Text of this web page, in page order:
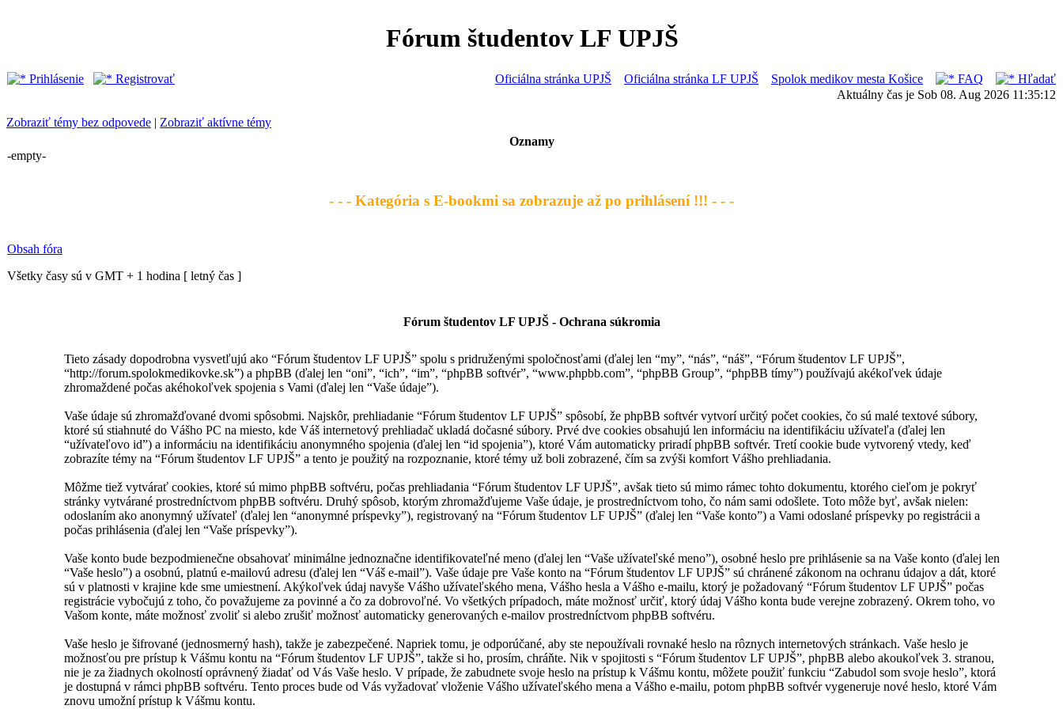
Fórum študentov LF UPJŠ
Prihlásenie Registrovať Oficiálna stránka UPJŠ Oficiálna stránka LF UPJŠ Spolok medikov mesta Košice FAQ
Hľadať
Aktuálny čas je Sob 08. Aug 2026 11:35:12
Zobraziť témy bez odpovede | Zobraziť aktívne témy
Oznamy
-empty-
- - - Kategória s E-bookmi sa zobrazuje až po prihlásení !!! - - -
Obsah fóra
Všetky časy sú v GMT + 1 hodina [ letný čas ]
Fórum študentov LF UPJŠ - Ochrana súkromia
Tieto zásady dopodrobna vysvetľujú ako “Fórum študentov LF UPJŠ” spolu s pridruženými spoločnosťami (ďalej len “my”, “nás”, “náš”, “Fórum študentov LF UPJŠ”,
“http://forum.spolokmedikovke.sk”) a phpBB (ďalej len “oni”, “ich”, “im”, “phpBB softvér”, “www.phpbb.com”, “phpBB Group”, “phpBB tímy”) používajú akékoľvek údaje
zhromaždené počas akéhokoľvek spojenia s Vami (ďalej len “Vaše údaje”).
Vaše údaje sú zhromažďované dvomi spôsobmi. Najskôr, prehliadanie “Fórum študentov LF UPJŠ” spôsobí, že phpBB softvér vytvorí určitý počet cookies, čo sú malé textové súbory,
ktoré sú stiahnuté do Vášho PC na miesto, kde Váš internetový prehliadač ukladá dočasné súbory. Prvé dve cookies obsahujú len informáciu na identifikáciu užívateľa (ďalej len
“užívateľovo id”) a informáciu na identifikáciu anonymného spojenia (ďalej len “id spojenia”), ktoré Vám automaticky priradí phpBB softvér. Tretí cookie bude vytvorený vtedy, keď
zobrazíte témy na “Fórum študentov LF UPJŠ” a tento je použitý na rozpoznanie, ktoré témy už boli zobrazené, čím sa zvýši komfort Vášho prehliadania.
Môžme tiež vytvárať cookies, ktoré sú mimo phpBB softvéru, počas prehliadania “Fórum študentov LF UPJŠ”, avšak tieto sú mimo rámec tohto dokumentu, ktorého cieľom je pokryť
stránky vytvárané prostredníctvom phpBB softvéru. Druhý spôsob, ktorým zhromažďujeme Vaše údaje, je prostredníctvom toho, čo nám sami odošlete. Toto môže byť, avšak nielen:
odoslaním ako anonymný užívateľ (ďalej len “anonymné príspevky”), registrovaný na “Fórum študentov LF UPJŠ” (ďalej len “Vaše konto”) a Vami odoslané príspevky po registrácii a
počas prihlásenia (ďalej len “Vaše príspevky”).
Vaše konto bude bezpodmienečne obsahovať minimálne jednoznačne identifikovateľné meno (ďalej len “Vaše užívateľské meno”), osobné heslo pre prihlásenie sa na Vaše konto (ďalej len
“Vaše heslo”) a osobnú, platnú e-mailovú adresu (ďalej len “Váš e-mail”). Vaše údaje pre Vaše konto na “Fórum študentov LF UPJŠ” sú chránené zákonom na ochranu údajov a dát, ktoré
sú v platnosti v krajine kde sme umiestnení. Akýkoľvek údaj navyše Vášho užívateľského mena, Vášho hesla a Vášho e-mailu, ktorý je požadovaný “Fórum študentov LF UPJŠ” počas
registrácie vybočujú z toho, čo považujeme za povinné a čo za dobrovoľné. Vo všetkých prípadoch, máte možnosť určiť, ktorý údaj Vášho konta bude verejne zobrazený. Okrem toho, vo
Vašom konte, máte možnosť zvoliť si alebo zrušiť možnosť automaticky generovaných e-mailov prostredníctvom phpBB softvéru.
Vaše heslo je šifrované (jednosmerný hash), takže je zabezpečené. Napriek tomu, je odporúčané, aby ste nepoužívali rovnaké heslo na rôznych internetových stránkach. Vaše heslo je
možnosťou pre prístup k Vášmu kontu na “Fórum študentov LF UPJŠ”, takže si ho, prosím, chráňte. Nik v spojitosti s “Fórum študentov LF UPJŠ”, phpBB alebo akoukoľvek 3. stranou,
nie je za žiadnych okolností oprávnený žiadať od Vás Vaše heslo. V prípade, že zabudnete svoje heslo na prístup k Vášmu kontu, môžete použiť funkciu “Zabudol som svoje heslo”, ktorá
je dostupná v rámci phpBB softvéru. Tento proces bude od Vás vyžadovať vloženie Vášho užívateľského mena a Vášho e-mailu, potom phpBB softvér vygeneruje nové heslo, ktoré Vám
znovu umožní prístup k Vášmu kontu.